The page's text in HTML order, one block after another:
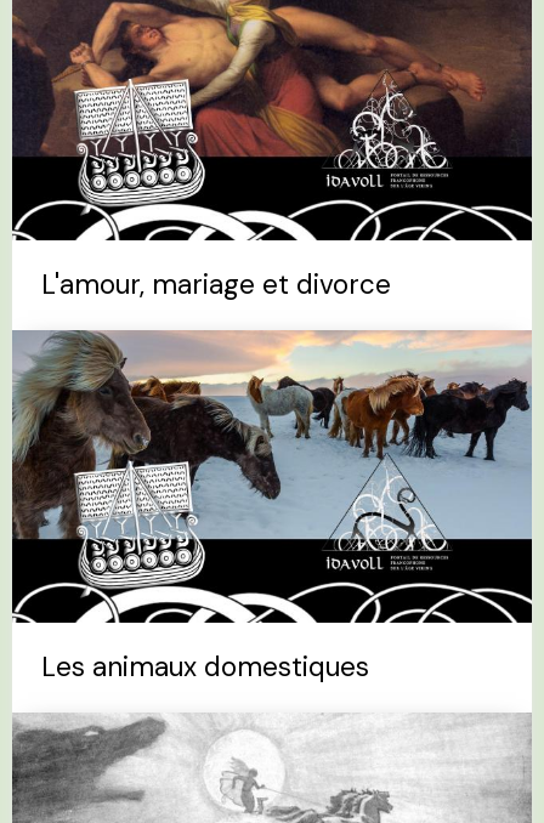
L'amour, mariage et divorce
Les animaux domestiques